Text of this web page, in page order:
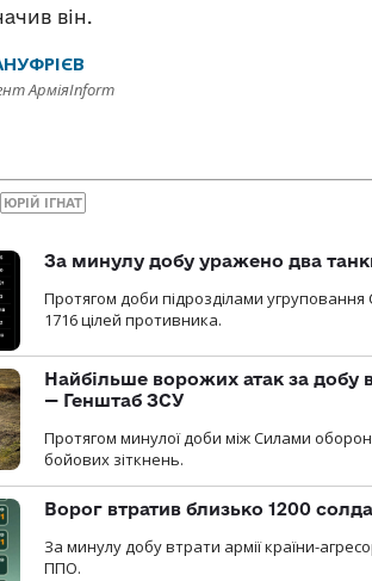
він.
АрміяInform
ЮРІЙ ІГНАТ
За минулу добу уражено два
Протягом доби підрозділами
1716 цілей противника.
Найбільше ворожих атак за добу
— Генштаб ЗСУ
Протягом минулої доби між Силами
бойових зіткнень.
Ворог втратив близько 1200
За минулу добу втрати армії країни-
ППО.